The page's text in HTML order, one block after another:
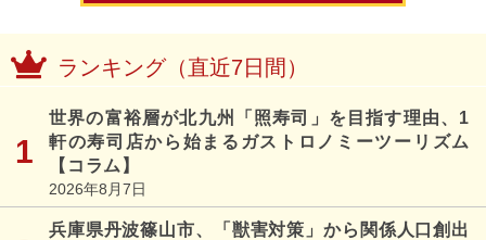
ランキング（直近7日間）
世界の富裕層が北九州「照寿司」を目指す理由、1
軒の寿司店から始まるガストロノミーツーリズム
【コラム】
2026年8月7日
兵庫県丹波篠山市、「獣害対策」から関係人口創出